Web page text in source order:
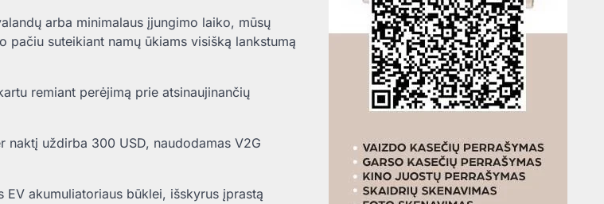
arba minimalaus įjungimo laiko, mūsų
suteikiant namų ūkiams visišką lankstumą
remiant perėjimą prie atsinaujinančių
uždirba 300 USD, naudodamas V2G
akumuliatoriaus būklei, išskyrus įprastą